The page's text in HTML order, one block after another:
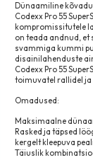
Dünaamiline
Codexx Pro 55
kompromissitutele
on teada andnud,
svammiga kummi
disainilahenduste
Codexx Pro 55
toimuvatel rallidel ja
Omadused:
Maksimaalne
Rasked ja täpsed
kergelt kleepuva
Täiuslik